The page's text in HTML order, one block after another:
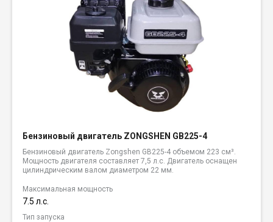
Бензиновый двигатель ZONGSHEN GB225-4
Бензиновый двигатель Zongshen GB225-4 объемом 223 см³.
Мощность двигателя составляет 7,5 л.с. Двигатель оснащен
цилиндрическим валом диаметром 22 мм.
Максимальная мощность
7.5 л.с.
Тип запуска